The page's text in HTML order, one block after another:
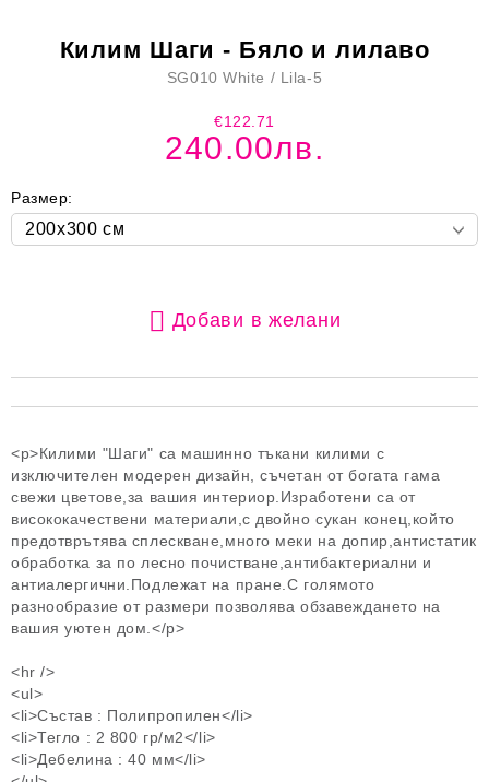
<p>Килими "Шаги" са машинно тъкани килими с
изключителен модерен дизайн, съчетан от богата гама
свежи цветове,за вашия интериор.Изработени са от
висококачествени материали,с двойно сукан конец,който
предотврътява сплескване,много меки на допир,антистатик
обработка за по лесно почистване,антибактериални и
антиалергични.Подлежат на пране.С голямото
разнообразие от размери позволява обзавеждането на
вашия уютен дом.</p>
<hr />
<ul>
<li>Състав : Полипропилен</li>
<li>Тегло : 2 800 гр/м2</li>
<li>Дебелина : 40 мм</li>
Килим Шаги - Бяло и лилаво
SG010 White / Lila-5
€122.71
240.00лв.
Размер:
Добави в желани